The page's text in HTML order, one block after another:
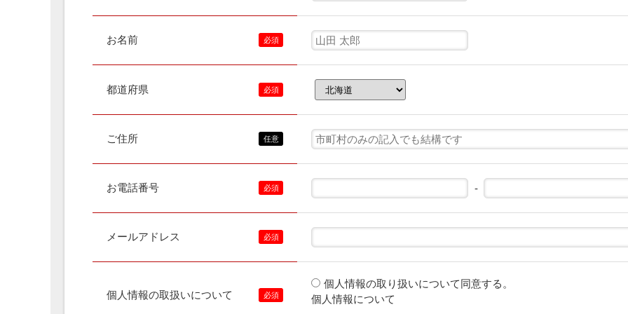
お名前
都道府県
ご住所
お電話番号 -
メールアドレス
個人情報の取扱いについて
個人情報の取り扱いについて同意する。
個人情報について